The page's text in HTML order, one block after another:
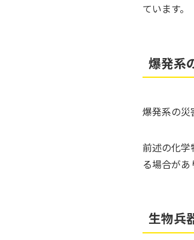
ています。
爆発系
爆発系の災
前述の化学
る場合があ
生物兵